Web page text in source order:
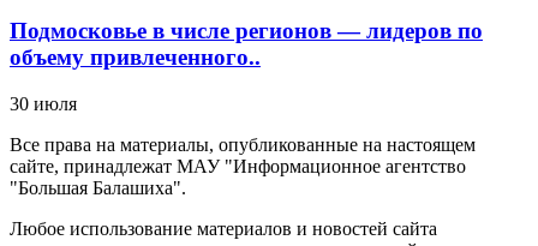
Подмосковье в числе регионов — лидеров по
объему привлеченного..
30 июля
Все права на материалы, опубликованные на настоящем
сайте, принадлежат МАУ "Информационное агентство
"Большая Балашиха".
Любое использование материалов и новостей сайта